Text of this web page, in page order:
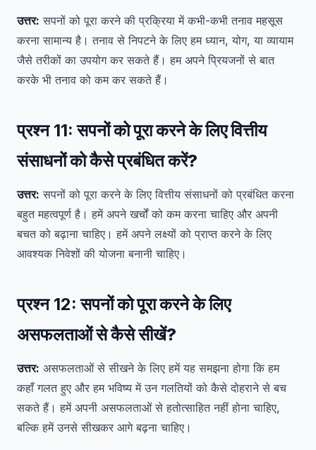
उत्तर: सपनों को पूरा करने की प्रक्रिया में कभी-कभी तनाव महसूस
करना सामान्य है। तनाव से निपटने के लिए हम ध्यान, योग, या व्यायाम
जैसे तरीकों का उपयोग कर सकते हैं। हम अपने प्रियजनों से बात
करके भी तनाव को कम कर सकते हैं।
प्रश्न 11: सपनों को पूरा करने के लिए वित्तीय
संसाधनों को कैसे प्रबंधित करें?
उत्तर: सपनों को पूरा करने के लिए वित्तीय संसाधनों को प्रबंधित करना
बहुत महत्वपूर्ण है। हमें अपने खर्चों को कम करना चाहिए और अपनी
बचत को बढ़ाना चाहिए। हमें अपने लक्ष्यों को प्राप्त करने के लिए
आवश्यक निवेशों की योजना बनानी चाहिए।
प्रश्न 12: सपनों को पूरा करने के लिए
असफलताओं से कैसे सीखें?
उत्तर: असफलताओं से सीखने के लिए हमें यह समझना होगा कि हम
कहाँ गलत हुए और हम भविष्य में उन गलतियों को कैसे दोहराने से बच
सकते हैं। हमें अपनी असफलताओं से हतोत्साहित नहीं होना चाहिए,
बल्कि हमें उनसे सीखकर आगे बढ़ना चाहिए।